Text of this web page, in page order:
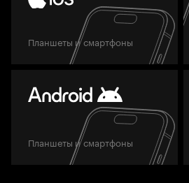
Планшеты и смартфоны
Планшеты и смартфоны